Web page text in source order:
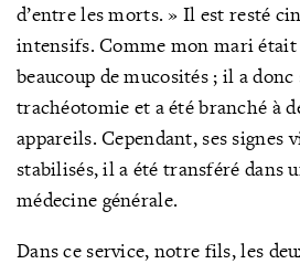
d’entre les morts. » Il est resté
intensifs. Comme mon mari
beaucoup de mucosités ; il a donc
trachéotomie et a été branché à
appareils. Cependant, ses signes
stabilisés, il a été transféré dans
médecine générale.
Dans ce service, notre fils, les